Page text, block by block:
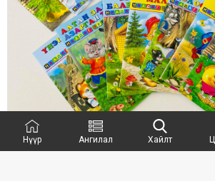
Нүүр Ангилал Хайлт